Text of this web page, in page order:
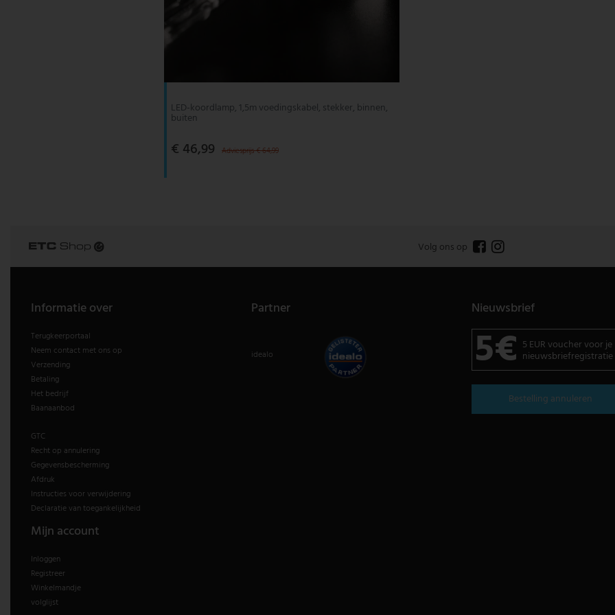
LED-koordlamp, 1,5m voedingskabel, stekker, binnen,
buiten
€ 46,99 Adviesprijs € 64,99
Volg ons op
Informatie over
Terugkeerportaal
Neem contact met ons op
Verzending
Betaling
Het bedrijf
Baanaanbod
GTC
Recht op annulering
Gegevensbescherming
Afdruk
Instructies voor verwijdering
Declaratie van toegankelijkheid
Partner
idealo
Nieuwsbrief
5€ 5 EUR voucher voor je
nieuwsbriefregistratie
Bestelling annuleren
Mijn account
Inloggen
Registreer
Winkelmandje
volglijst